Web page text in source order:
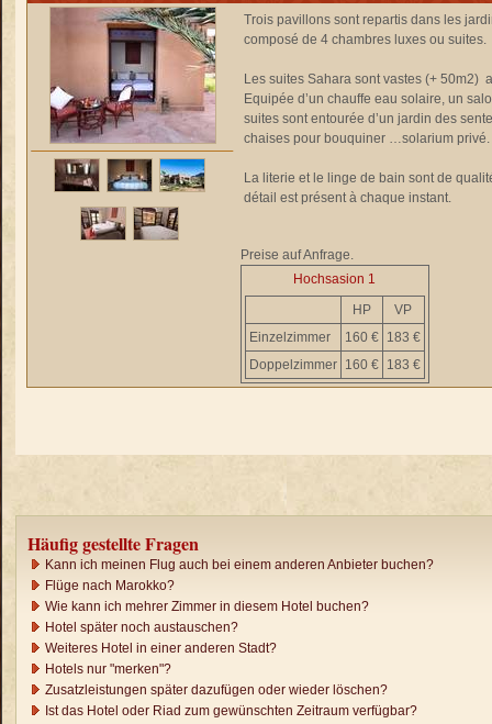
Trois pavillons sont repartis dans les
composé de 4 chambres luxes ou suites.
Les suites Sahara sont vastes (+ 50m2)
Equipée d’un chauffe eau solaire, un
suites sont entourée d’un jardin des
chaises pour bouquiner …solarium privé.
La literie et le linge de bain sont de
détail est présent à chaque instant.
Preise auf Anfrage.
Hochsasion 1
HP
VP
Einzelzimmer
160 € 183 €
Doppelzimmer 160 € 183 €
Häufig gestellte Fragen
Kann ich meinen Flug auch bei einem anderen Anbieter buchen?
Flüge nach Marokko?
Wie kann ich mehrer Zimmer in diesem Hotel buchen?
Hotel später noch austauschen?
Weiteres Hotel in einer anderen Stadt?
Hotels nur "merken"?
Zusatzleistungen später dazufügen oder wieder löschen?
Ist das Hotel oder Riad zum gewünschten Zeitraum verfügbar?